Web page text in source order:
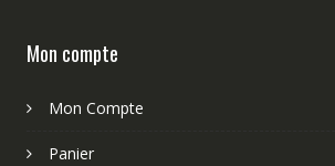
Mon compte
Mon Compte
Panier